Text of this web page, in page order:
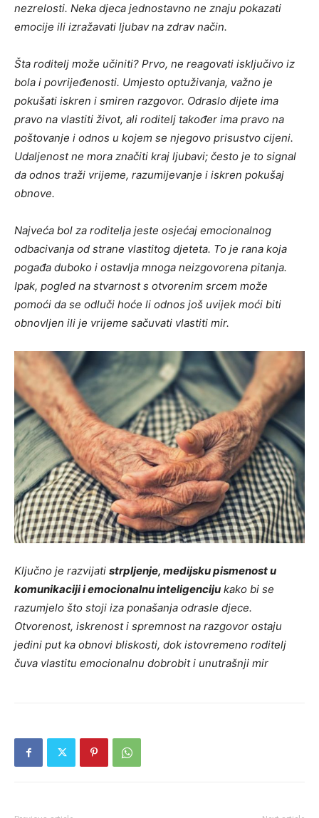
nezrelosti. Neka djeca jednostavno ne znaju pokazati
emocije ili izražavati ljubav na zdrav način.
Šta roditelj može učiniti? Prvo, ne reagovati isključivo iz
bola i povrijeđenosti. Umjesto optuživanja, važno je
pokušati iskren i smiren razgovor. Odraslo dijete ima
pravo na vlastiti život, ali roditelj također ima pravo na
poštovanje i odnos u kojem se njegovo prisustvo cijeni.
Udaljenost ne mora značiti kraj ljubavi; često je to signal
da odnos traži vrijeme, razumijevanje i iskren pokušaj
obnove.
Najveća bol za roditelja jeste osjećaj emocionalnog
odbacivanja od strane vlastitog djeteta. To je rana koja
pogađa duboko i ostavlja mnoga neizgovorena pitanja.
Ipak, pogled na stvarnost s otvorenim srcem može
pomoći da se odluči hoće li odnos još uvijek moći biti
obnovljen ili je vrijeme sačuvati vlastiti mir.
Ključno je razvijati strpljenje, medijsku pismenost u
komunikaciji i emocionalnu inteligenciju kako bi se
razumjelo što stoji iza ponašanja odrasle djece.
Otvorenost, iskrenost i spremnost na razgovor ostaju
jedini put ka obnovi bliskosti, dok istovremeno roditelj
čuva vlastitu emocionalnu dobrobit i unutrašnji mir